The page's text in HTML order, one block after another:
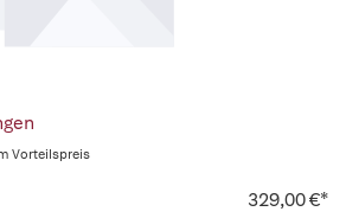
Vorteilspreis
329,00 €*